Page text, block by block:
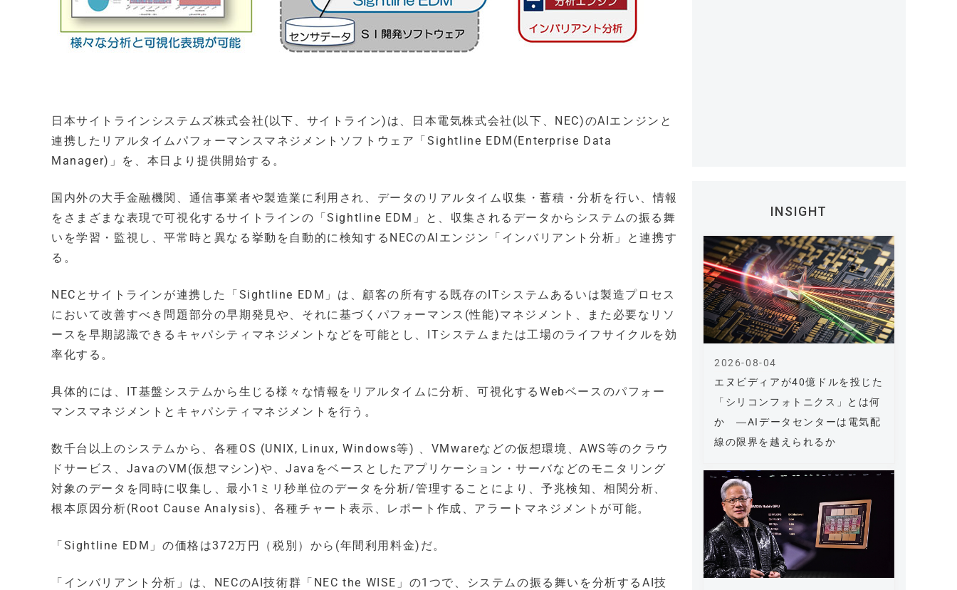
日本サイトラインシステムズ株式会社(以下、サイトライン)は、日本電気株式会社(以下、NEC)のAIエンジンと
連携したリアルタイムパフォーマンスマネジメントソフトウェア「Sightline EDM(Enterprise Data
Manager)」を、本日より提供開始する。
国内外の大手金融機関、通信事業者や製造業に利用され、データのリアルタイム収集・蓄積・分析を行い、情報
をさまざまな表現で可視化するサイトラインの「Sightline EDM」と、収集されるデータからシステムの振る舞
いを学習・監視し、平常時と異なる挙動を自動的に検知するNECのAIエンジン「インバリアント分析」と連携す
る。
NECとサイトラインが連携した「Sightline EDM」は、顧客の所有する既存のITシステムあるいは製造プロセス
において改善すべき問題部分の早期発見や、それに基づくパフォーマンス(性能)マネジメント、また必要なリソ
ースを早期認識できるキャパシティマネジメントなどを可能とし、ITシステムまたは工場のライフサイクルを効
率化する。
具体的には、IT基盤システムから生じる様々な情報をリアルタイムに分析、可視化するWebベースのパフォー
マンスマネジメントとキャパシティマネジメントを行う。
数千台以上のシステムから、各種OS (UNIX, Linux, Windows等) 、VMwareなどの仮想環境、AWS等のクラウ
ドサービス、JavaのVM(仮想マシン)や、Javaをベースとしたアプリケーション・サーバなどのモニタリング
対象のデータを同時に収集し、最小1ミリ秒単位のデータを分析/管理することにより、予兆検知、相関分析、
根本原因分析(Root Cause Analysis)、各種チャート表示、レポート作成、アラートマネジメントが可能。
「Sightline EDM」の価格は372万円（税別）から(年間利用料金)だ。
「インバリアント分析」は、NECのAI技術群「NEC the WISE」の1つで、システムの振る舞いを分析するAI技
INSIGHT
エヌビディアが40億ドルを投じた
「シリコンフォトニクス」とは何
か ―AIデータセンターは電気配
線の限界を越えられるか
2026-08-04